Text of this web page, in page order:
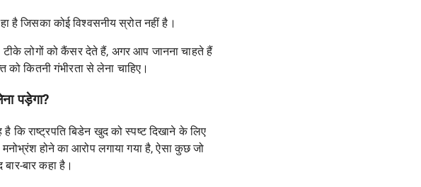
है जिसका कोई विश्वसनीय स्रोत नहीं है।
टीके लोगों को कैंसर देते हैं, अगर आप जानना चाहते हैं
कितनी गंभीरता से लेना चाहिए।
पड़ेगा?
राष्ट्रपति बिडेन खुद को स्पष्ट दिखाने के लिए
होने का आरोप लगाया गया है, ऐसा कुछ जो
बार कहा है।